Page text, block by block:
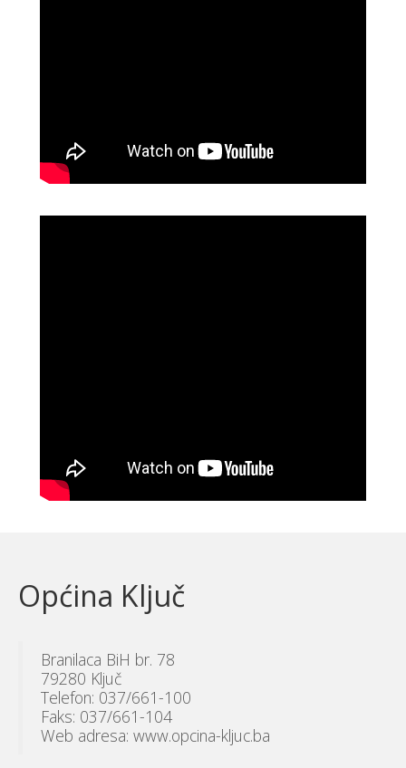
Općina Ključ
Branilaca BiH br. 78
79280 Ključ
Telefon: 037/661-100
Faks: 037/661-104
Web adresa: www.opcina-kljuc.ba